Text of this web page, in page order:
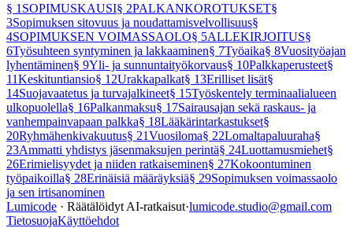
§ 1 SOPIMUSKAUSI§ 2PALKANKOROTUKSET§
3Sopimuksen sitovuus ja noudattamisvelvollisuus§
4SOPIMUKSEN VOIMASSAOLO§ 5ALLEKIRJOITUS§
6Työsuhteen syntyminen ja lakkaaminen§ 7Työaika§ 8Vuosityöajan
lyhentäminen§ 9Yli- ja sunnuntaityökorvaus§ 10Palkkaperusteet§
11Keskituntiansio§ 12Urakkapalkat§ 13Erilliset lisät§
14Suojavaatetus ja turvajalkineet§ 15Työskentely terminaalialueen
ulkopuolella§ 16Palkanmaksu§ 17Sairausajan sekä raskaus- ja
vanhempainvapaan palkka§ 18Lääkärintarkastukset§
20Ryhmähenkivakuutus§ 21Vuosiloma§ 22Lomaltapaluuraha§
23Ammatti yhdistys jäsenmaksujen perintä§ 24Luottamusmiehet§
26Erimielisyydet ja niiden ratkaiseminen§ 27Kokoontuminen
työpaikoilla§ 28Erinäisiä määräyksiä§ 29Sopimuksen voimassaolo
ja sen irtisanominen
Lumicode · Räätälöidyt AI-ratkaisut·lumicode.studio@gmail.com
TietosuojaKäyttöehdot